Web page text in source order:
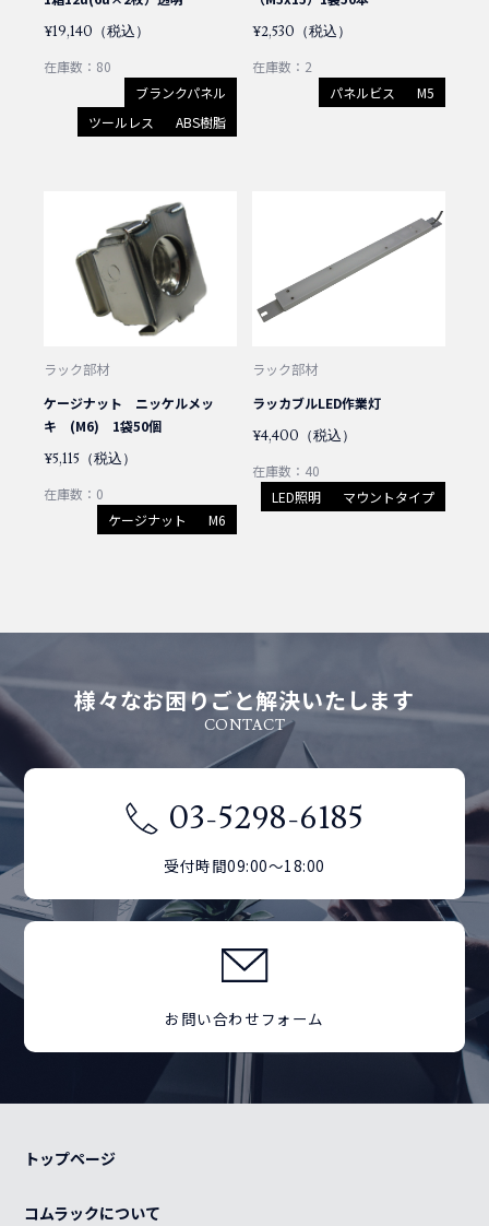
¥19,140（税込）
在庫数：80
ブランクパネル
ツールレス
ABS樹脂
¥2,530（税込）
在庫数：2
パネルビス
M5
ラック部材
ケージナット ニッケルメッ
キ (M6) 1袋50個
¥5,115（税込）
在庫数：0
ケージナット
M6
ラック部材
ラッカブルLED作業灯
¥4,400（税込）
在庫数：40
LED照明
マウントタイプ
様々なお困りごと解決いたします
CONTACT
03-5298-6185
受付時間09:00～18:00
お問い合わせフォーム
トップページ
コムラックについて